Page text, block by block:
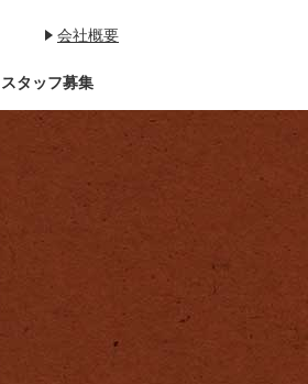
スタッフ募集
会社概要